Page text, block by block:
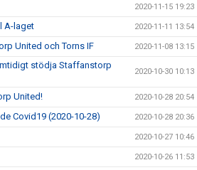
2020-11-15 19:23
A-laget 2020-11-11 13:54
United och Torns IF 2020-11-08 13:15
stödja Staffanstorp
2020-10-30 10:13
United! 2020-10-28 20:54
Covid19 (2020-10-28) 2020-10-28 20:36
2020-10-27 10:46
2020-10-26 11:53